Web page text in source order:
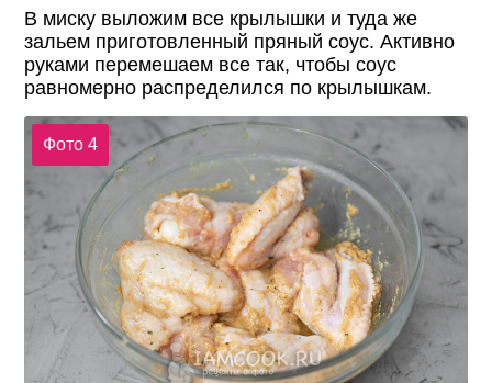
В миску выложим все крылышки и туда же
зальем приготовленный пряный соус. Активно
руками перемешаем все так, чтобы соус
равномерно распределился по крылышкам.
Фото 4